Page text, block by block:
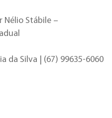
Nélio Stábile –
da Silva | (67) 99635-6060